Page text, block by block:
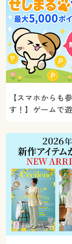
【スマホからも
す！】ゲームで
ト！